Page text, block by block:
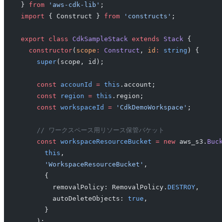
} from 'aws-cdk-lib' ;
import { Construct } from 'constructs' ;
export class CdkSampleStack extends Stack {
  constructor
( scope : Construct , id : string ) {
    super
(scope, id);
    const
accounId = this .account;
    const
region = this .region;
    const
workspaceId = 'CdkDemoWorkspace' ;
    // ワークスペース用リソース保管バケット
    const
workspaceResourceBucket = new aws_s3.
      this
,
      'WorkspaceResourceBucket'
,
      {
        removalPolicy: RemovalPolicy.
DESTROY,
        autoDeleteObjects:
true ,
      }